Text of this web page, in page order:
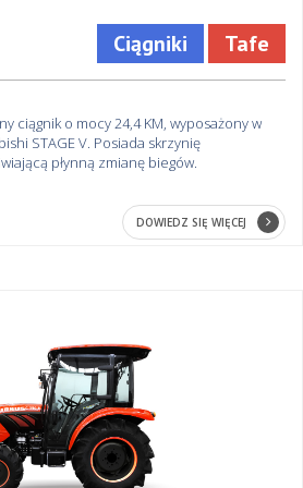
Ciągniki Tafe
ciągnik o mocy 24,4 KM, wyposażony w
STAGE V. Posiada skrzynię
płynną zmianę biegów.
DOWIEDZ SIĘ WIĘCEJ